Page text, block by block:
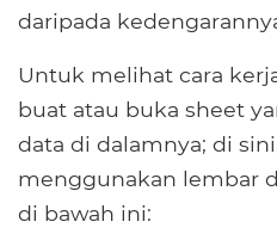
daripada
Untuk melihat cara
buat atau buka sheet
data di dalamnya; di
menggunakan lembar
di bawah ini: